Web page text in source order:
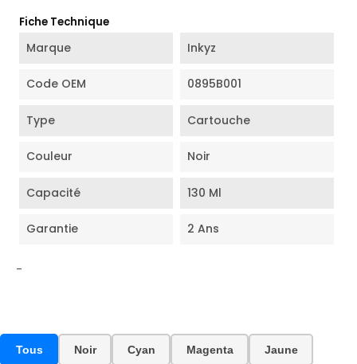
Fiche Technique
Marque Inkyz
Code OEM 0895B001
Type Cartouche
Couleur Noir
Capacité 130 Ml
Garantie 2 Ans
-
Tous Noir Cyan Magenta Jaune